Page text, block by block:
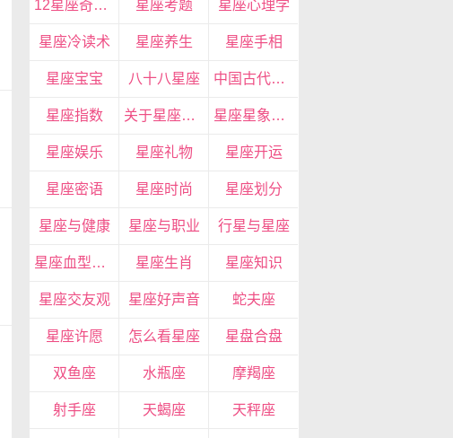
12星座奇特眼神 星座考题 星座心理学
星座冷读术 星座养生 星座手相
星座宝宝 八十八星座 中国古代星座
星座指数 关于星座的资料 星座星象分析
星座娱乐 星座礼物 星座开运
星座密语 星座时尚 星座划分
星座与健康 星座与职业 行星与星座
星座血型生肖 星座生肖 星座知识
星座交友观 星座好声音 蛇夫座
星座许愿 怎么看星座 星盘合盘
双鱼座 水瓶座 摩羯座
射手座 天蝎座 天秤座